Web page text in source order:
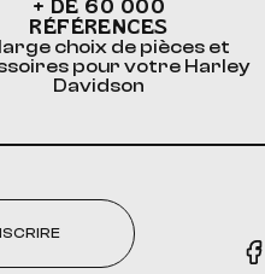
+ DE 60 000
RÉFÉRENCES
choix de pièces et
pour votre Harley
Davidson